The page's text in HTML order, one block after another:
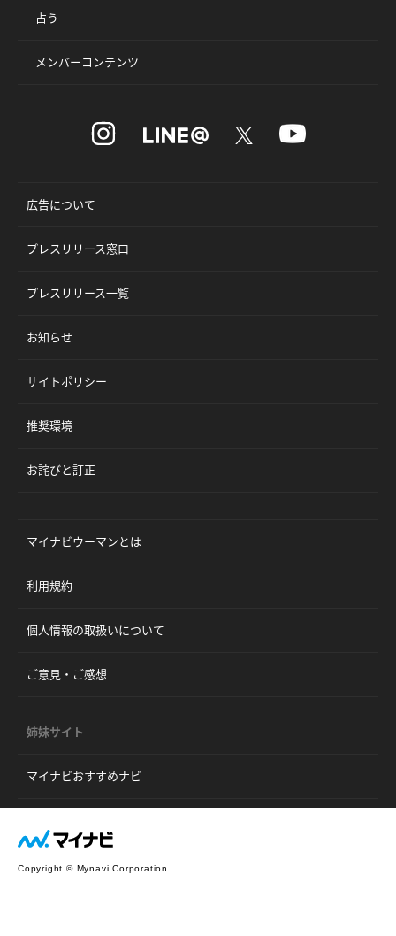
占う
メンバーコンテンツ
広告について
プレスリリース窓口
プレスリリース一覧
お知らせ
サイトポリシー
推奨環境
お詫びと訂正
マイナビウーマンとは
利用規約
個人情報の取扱いについて
ご意見・ご感想
姉妹サイト
マイナビおすすめナビ
Copyright © Mynavi Corporation